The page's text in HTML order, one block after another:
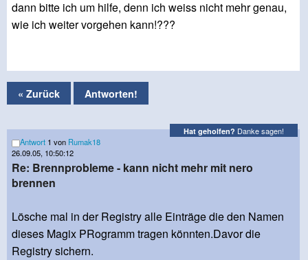
dann bitte ich um hilfe, denn ich weiss nicht mehr genau,
wie ich weiter vorgehen kann!???
« Zurück Antworten!
Hat geholfen? Danke sagen!
Antwort 1 von Rumak18
26.09.05, 10:50:12
Re: Brennprobleme - kann nicht mehr mit nero
brennen
Lösche mal in der Registry alle Einträge die den Namen
dieses Magix PRogramm tragen könnten.Davor die
Registry sichern.